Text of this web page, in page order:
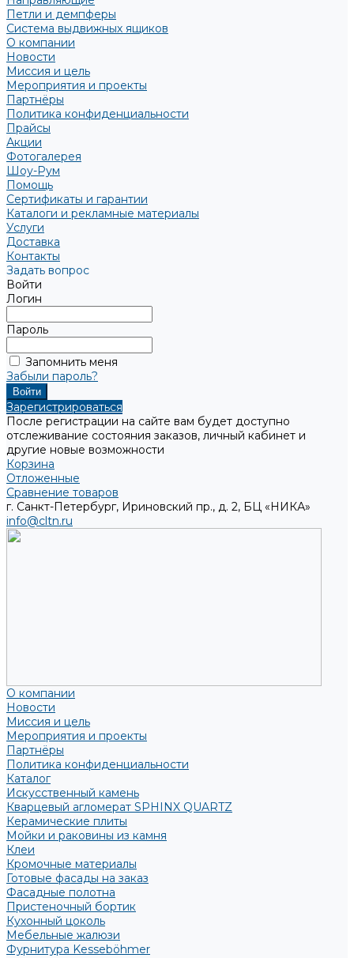
Петли и демпферы
Система выдвижных ящиков
О компании
Новости
Миссия и цель
Мероприятия и проекты
Партнёры
Политика конфиденциальности
Прайсы
Акции
Фотогалерея
Шоу-Рум
Помощь
Сертификаты и гарантии
Каталоги и рекламные материалы
Услуги
Доставка
Контакты
Задать вопрос
Войти
Логин
Пароль
Запомнить меня
Забыли пароль?
Зарегистрироваться
После регистрации на сайте вам будет доступно
отслеживание состояния заказов, личный кабинет и
другие новые возможности
Корзина
Отложенные
Сравнение товаров
г. Санкт-Петербург, Ириновский пр., д. 2, БЦ «НИКА»
info@cltn.ru
О компании
Новости
Миссия и цель
Мероприятия и проекты
Партнёры
Политика конфиденциальности
Каталог
Искусственный камень
Кварцевый агломерат SPHINX QUARTZ
Керамические плиты
Мойки и раковины из камня
Клеи
Кромочные материалы
Готовые фасады на заказ
Фасадные полотна
Пристеночный бортик
Кухонный цоколь
Мебельные жалюзи
Фурнитура Kesseböhmer